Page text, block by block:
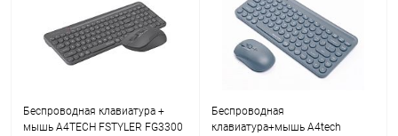
Беспроводная клавиатура +
мышь A4TECH FSTYLER FG3300
Беспроводная
клавиатура+мышь A4tech